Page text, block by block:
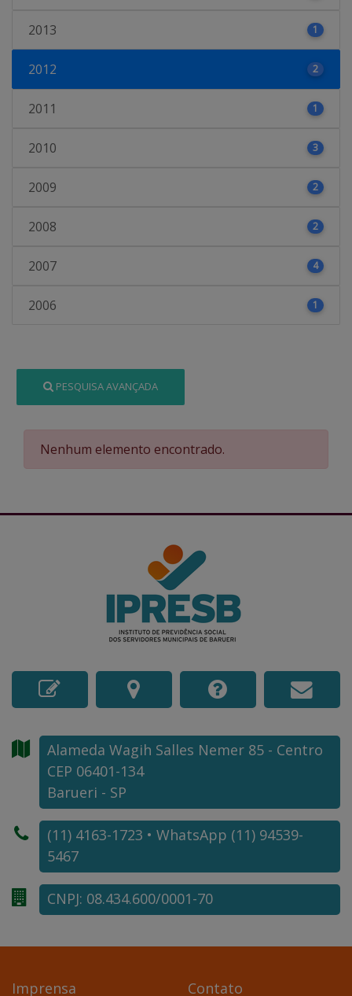
2013 1
2012 2
2011 1
2010 3
2009 2
2008 2
2007 4
2006 1
PESQUISA AVANÇADA
Nenhum elemento encontrado.
Alameda Wagih Salles Nemer 85 - Centro
CEP 06401-134
Barueri - SP
(11) 4163-1723 • WhatsApp (11) 94539-
5467
CNPJ: 08.434.600/0001-70
Imprensa Contato